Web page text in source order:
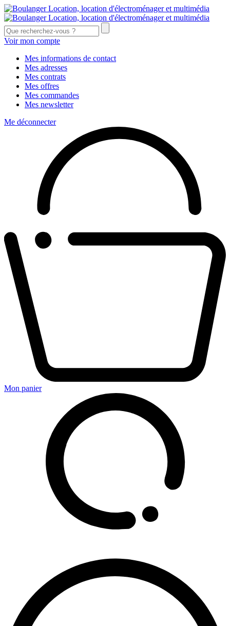
Voir mon compte
Mes informations de contact
Mes adresses
Mes contrats
Mes offres
Mes commandes
Mes newsletter
Me déconnecter
Mon panier